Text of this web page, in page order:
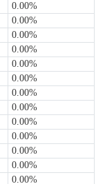
0.00%
0.00%
0.00%
0.00%
0.00%
0.00%
0.00%
0.00%
0.00%
0.00%
0.00%
0.00%
0.00%